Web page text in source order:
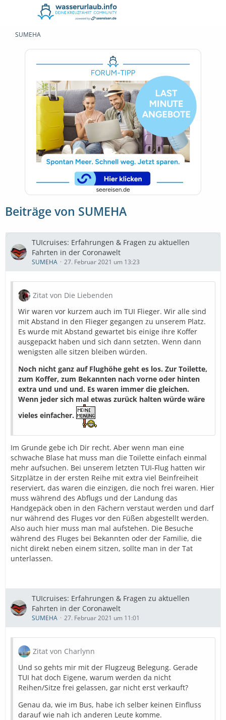
SUMEHA
Beiträge von SUMEHA
TUIcruises: Erfahrungen & Fragen zu aktuellen
Fahrten in der Coronawelt
SUMEHA 27. Februar 2021 um 13:23
Zitat von Die Liebenden
Wir waren vor kurzem auch im TUI Flieger. Wir alle sind
mit Abstand in den Flieger gegangen zu unserem Platz.
Es wurde mit Abstand gewartet bis einige ihre Koffer
ausgepackt haben und sich dann setzten. Wenn dann
wenigsten alle sitzen bleiben würden.
Noch nicht ganz auf Flughöhe geht es los. Zur Toilette,
zum Koffer, zum Bekannten nach vorne oder hinten
extra und und und. Es waren immer die gleichen.
Wenn jeder sich mal etwas zurück halten würde wäre
vieles einfacher.
Im Grunde gebe ich Dir recht. Aber wenn man eine
schwache Blase hat muss man die Toilette einfach einmal
mehr aufsuchen. Bei unserem letzten TUI-Flug hatten wir
Sitzplätze in der ersten Reihe mit extra viel Beinfreiheit
reserviert, das waren die einzigen, die noch frei waren. Hier
muss während des Abflugs und der Landung das
Handgepäck oben in den Fächern verstaut werden und darf
nur während des Fluges vor den Füßen abgestellt werden.
Also auch hier muss man mal aufstehen. Die Besuche
während des Fluges bei Bekannten oder der Familie, die
nicht direkt neben einem sitzen, sollte man in der Tat
unterlassen.
TUIcruises: Erfahrungen & Fragen zu aktuellen
Fahrten in der Coronawelt
SUMEHA 27. Februar 2021 um 11:01
Zitat von Charlynn
Und so gehts mir mit der Flugzeug Belegung. Gerade
TUI hat doch Eigene, warum werden da nicht
Reihen/Sitze frei gelassen, gar nicht erst verkauft?
Genau da, wie im Bus, habe ich selber keinen Einfluss
darauf wie nah ich anderen Leute komme.